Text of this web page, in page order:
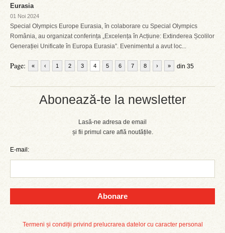
Abonează-te la newsletter
Lasă-ne adresa de email
și fii primul care află noutățile.
E-mail:
Abonare
Termeni și condiții privind prelucrarea datelor cu caracter personal
Eurasia
01 Noi 2024
Special Olympics Europe Eurasia, în colaborare cu Special Olympics
România, au organizat conferința „Excelența în Acțiune: Extinderea Școlilor
Generației Unificate în Europa Eurasia”. Evenimentul a avut loc...
Page: « ‹ 1 2 3 4 5 6 7 8 din 35
› »